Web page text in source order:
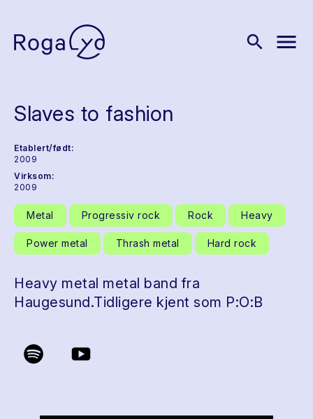
search menu
Slaves to fashion
Etablert/født:
2009
Virksom:
2009
Metal Progressiv rock Rock Heavy
Power metal Thrash metal Hard rock
Heavy metal metal band fra
Haugesund.Tidligere kjent som P:O:B